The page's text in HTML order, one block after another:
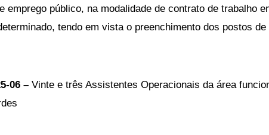
emprego público, na modalidade de contrato de trabalho
tendo em vista o preenchimento dos postos de
06 – Vinte e três Assistentes Operacionais da área